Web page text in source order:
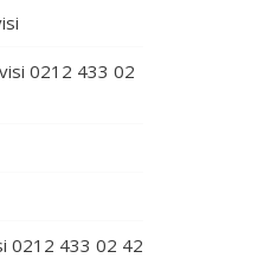
0212 433 02
0212 433 02 42